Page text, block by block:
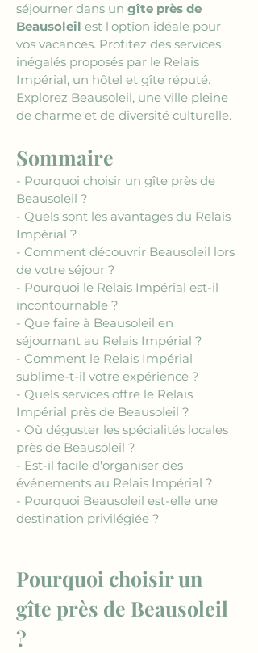
séjourner dans un gîte près de
Beausoleil est l'option idéale pour
vos vacances. Profitez des services
inégalés proposés par le Relais
Impérial, un hôtel et gîte réputé.
Explorez Beausoleil, une ville pleine
de charme et de diversité culturelle.
Sommaire
- Pourquoi choisir un gîte près de
Beausoleil ?
- Quels sont les avantages du Relais
Impérial ?
- Comment découvrir Beausoleil lors
de votre séjour ?
- Pourquoi le Relais Impérial est-il
incontournable ?
- Que faire à Beausoleil en
séjournant au Relais Impérial ?
- Comment le Relais Impérial
sublime-t-il votre expérience ?
- Quels services offre le Relais
Impérial près de Beausoleil ?
- Où déguster les spécialités locales
près de Beausoleil ?
- Est-il facile d'organiser des
événements au Relais Impérial ?
- Pourquoi Beausoleil est-elle une
destination privilégiée ?
Pourquoi choisir un
gîte près de Beausoleil
?